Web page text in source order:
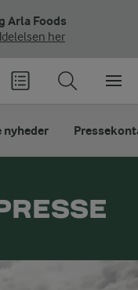
Arla Foods
her
nyheder